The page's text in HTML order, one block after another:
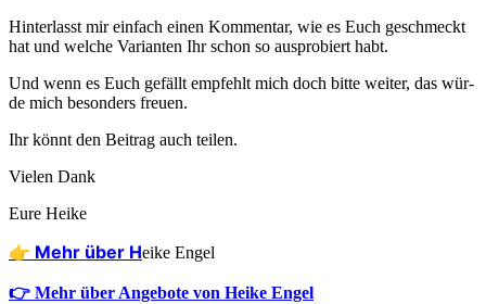
Hin­ter­lasst mir ein­fach einen Kom­men­tar, wie es Euch geschmeckt
hat und wel­che Vari­an­ten Ihr schon so aus­pro­biert habt.
Und wenn es Euch gefällt emp­fehlt mich doch bit­te wei­ter, das wür­
de mich beson­ders freuen.
Ihr könnt den Bei­trag auch teilen.
Vie­len Dank
Eure Hei­ke
👉 Mehr über Heike Engel
👉 Mehr über Angebote von Heike Engel